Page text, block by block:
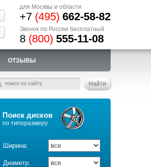
для Москвы и области
+7 (495) 662-58-82
Звонок по России бесплатный
8 (800) 555-11-08
ОТЗЫВЫ
Поиск дисков
по типоразмеру
Ширина:
Диаметр: